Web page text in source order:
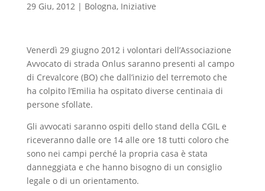
29 Giu, 2012| Bologna, Iniziative
Venerdì 29 giugno 2012 i volontari dell’Associazione
Avvocato di strada Onlus saranno presenti al campo
di Crevalcore (BO) che dall’inizio del terremoto che
ha colpito l’Emilia ha ospitato diverse centinaia di
persone sfollate.
Gli avvocati saranno ospiti dello stand della CGIL e
riceveranno dalle ore 14 alle ore 18 tutti coloro che
sono nei campi perché la propria casa è stata
danneggiata e che hanno bisogno di un consiglio
legale o di un orientamento.